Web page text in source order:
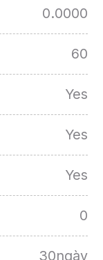
0.0000
60
Yes
Yes
Yes
0
30ngày